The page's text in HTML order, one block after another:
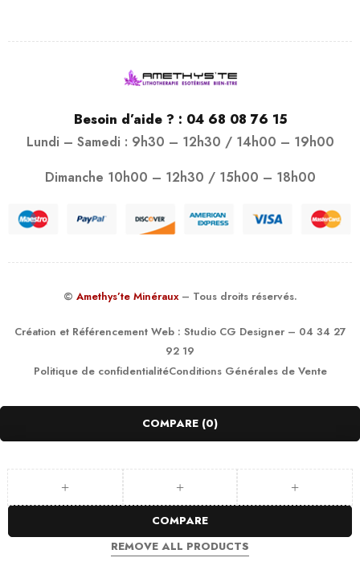
Besoin d’aide ? : 04 68 08 76 15
Lundi – Samedi : 9h30 – 12h30 / 14h00 – 19h00
Dimanche 10h00 – 12h30 / 15h00 – 18h00
© Amethys’te Minéraux – Tous droits réservés.
Création et Référencement Web : Studio CG Designer– 04 34 27
92 19
Politique de confidentialitéConditions Générales de Vente
COMPARE (0)
COMPARE
REMOVE ALL PRODUCTS